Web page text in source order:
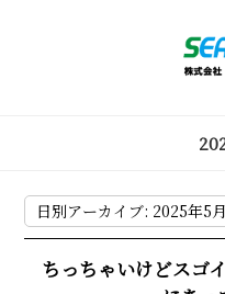
日別アーカイブ: 2025年5
ちっちゃいけどスゴ